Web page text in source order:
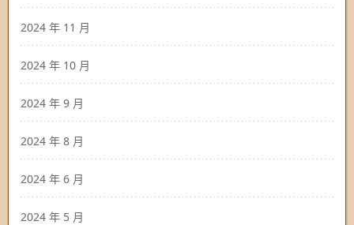
2024 年 11 月
2024 年 10 月
2024 年 9 月
2024 年 8 月
2024 年 6 月
2024 年 5 月